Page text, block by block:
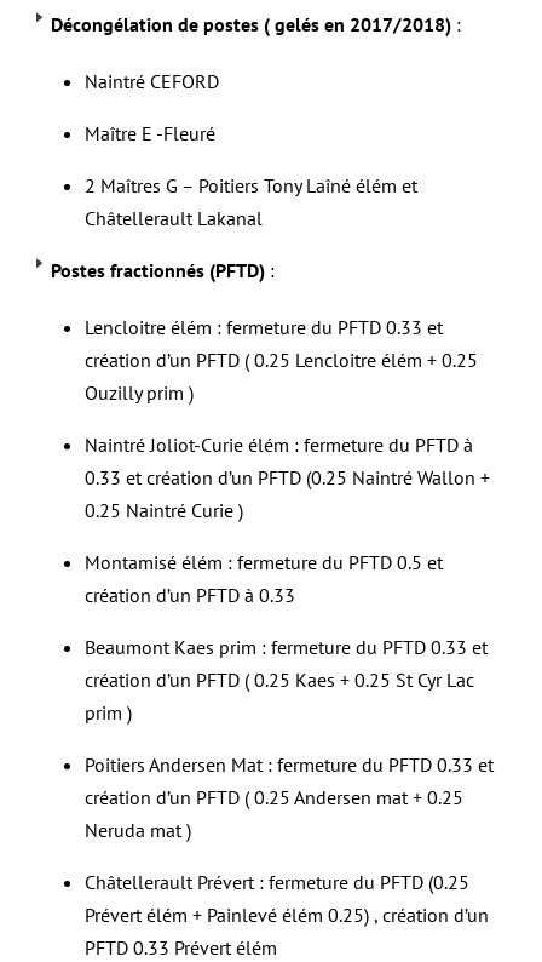
Décongélation de postes ( gelés en 2017/2018) :
Naintré CEFORD
Maître E -Fleuré
2 Maîtres G – Poitiers Tony Laîné élém et
Châtellerault Lakanal
Postes fractionnés (PFTD) :
Lencloitre élém : fermeture du PFTD 0.33 et
création d’un PFTD ( 0.25 Lencloitre élém + 0.25
Ouzilly prim )
Naintré Joliot-Curie élém : fermeture du PFTD à
0.33 et création d’un PFTD (0.25 Naintré Wallon +
0.25 Naintré Curie )
Montamisé élém : fermeture du PFTD 0.5 et
création d’un PFTD à 0.33
Beaumont Kaes prim : fermeture du PFTD 0.33 et
création d’un PFTD ( 0.25 Kaes + 0.25 St Cyr Lac
prim )
Poitiers Andersen Mat : fermeture du PFTD 0.33 et
création d’un PFTD ( 0.25 Andersen mat + 0.25
Neruda mat )
Châtellerault Prévert : fermeture du PFTD (0.25
Prévert élém + Painlevé élém 0.25) , création d’un
PFTD 0.33 Prévert élém